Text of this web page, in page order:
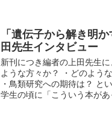
「遺伝子から解き明
田先生インタビュー
新刊につき編者の上田先生
ような方々か？ ・どのよう
・鳥類研究への期待は？ と
学生の頃に「こういう本があ